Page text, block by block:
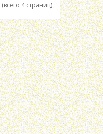
4 страниц)